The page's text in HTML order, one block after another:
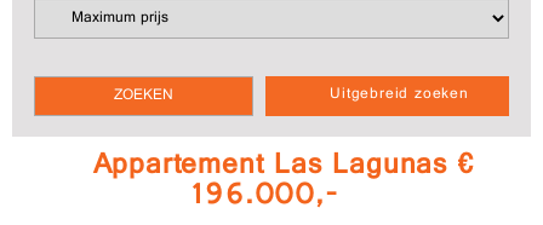
Uitgebreid zoeken
Appartement Las Lagunas €
196.000,-